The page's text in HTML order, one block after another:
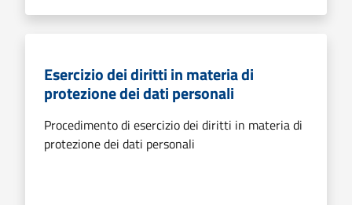
Esercizio dei diritti in materia di
protezione dei dati personali
Procedimento di esercizio dei diritti in materia di
protezione dei dati personali